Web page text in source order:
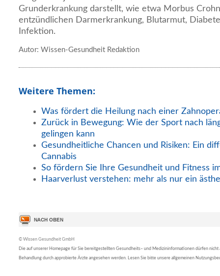
Grunderkrankung darstellt, wie etwa Morbus
entzündlichen Darmerkrankung, Blutarmut,
Infektion.
Autor: Wissen-Gesundheit Redaktion
Weitere Themen:
Was fördert die Heilung nach einer
Zurück in Bewegung: Wie der Sport nach
gelingen kann
Gesundheitliche Chancen und Risiken: Ein
Cannabis
So fördern Sie Ihre Gesundheit und Fitness
Haarverlust verstehen: mehr als nur ein
© Wissen Gesundheit GmbH
Die auf unserer Homepage für Sie bereitgestellten Gesundheits– und Medizininformationen dürfen nicht
Behandlung durch approbierte Ärzte angesehen werden. Lesen Sie bitte unsere allgemeinen